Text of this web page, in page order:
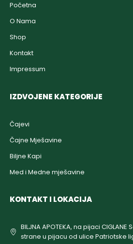
Početna
O Nama
Shop
Kontakt
Impressum
IZDVOJENE KATEGORIJE
Čajevi
Čajne Mješavine
Biljne Kapi
Med i Medne mješavine
KONTAKT I LOKACIJA
BILJNA APOTEKA, na pijaci
strane u pijacu od ulice Patriotske